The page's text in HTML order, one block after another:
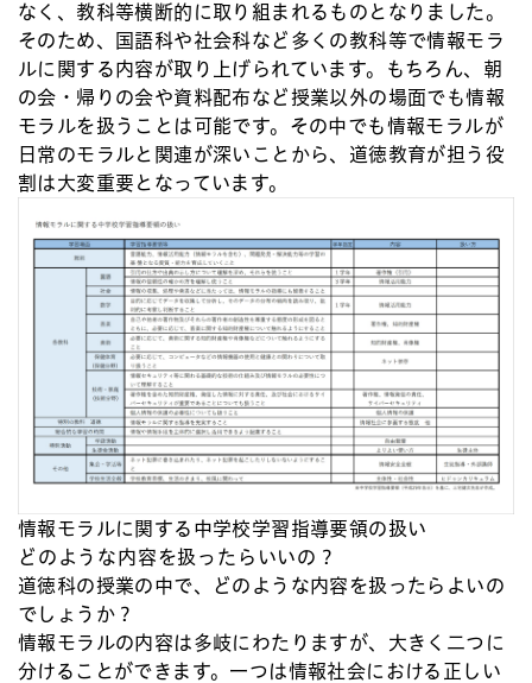
なく、教科等横断的に取り組まれるものとなりました。
そのため、国語科や社会科など多くの教科等で情報モラ
ルに関する内容が取り上げられています。もちろん、朝
の会・帰りの会や資料配布など授業以外の場面でも情報
モラルを扱うことは可能です。その中でも情報モラルが
日常のモラルと関連が深いことから、道徳教育が担う役
割は大変重要となっています。
情報モラルに関する中学校学習指導要領の扱い
どのような内容を扱ったらいいの？
道徳科の授業の中で、どのような内容を扱ったらよいの
でしょうか？
情報モラルの内容は多岐にわたりますが、大きく二つに
分けることができます。一つは情報社会における正しい